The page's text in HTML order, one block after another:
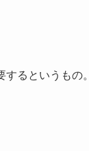
るというもの。